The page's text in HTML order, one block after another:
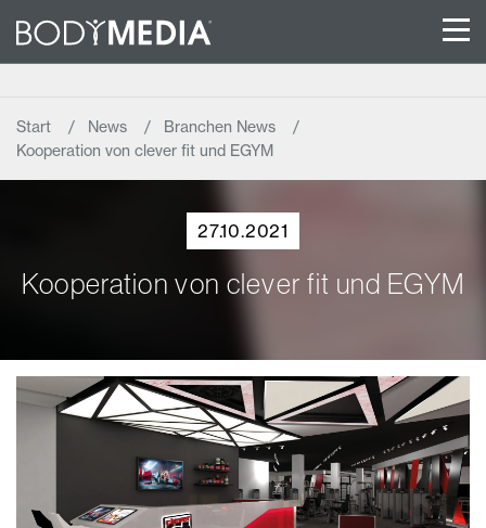
Start News
Branchen News
Kooperation von clever fit und EGYM
27.10.2021
Kooperation von clever fit und EGYM